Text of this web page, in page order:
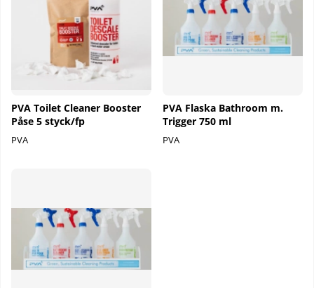
PVA Toilet Cleaner Booster
Påse 5 styck/fp
PVA
PVA Flaska Bathroom m.
Trigger 750 ml
PVA